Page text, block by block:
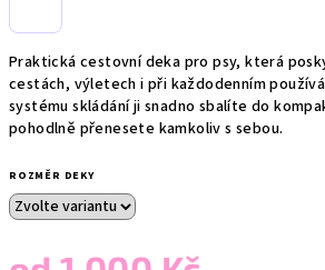
Praktická cestovní deka pro psy, která
cestách, výletech i při každodenním
systému skládání ji snadno sbalíte do
pohodlně přenesete kamkoliv s sebou.
ROZMĚR DEKY